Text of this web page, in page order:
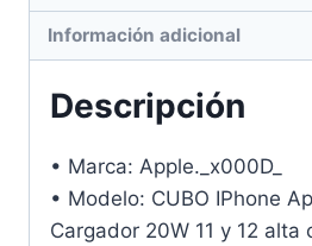
Información adicional
Descripción
• Marca: Apple._x000D_
• Modelo: CUBO IPhone
Cargador 20W 11 y 12 alta